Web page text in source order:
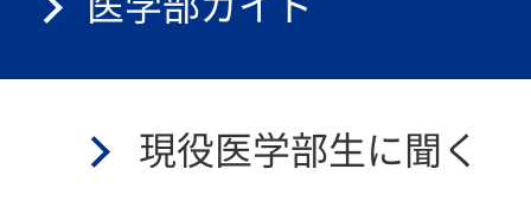
現役医学部生に聞く